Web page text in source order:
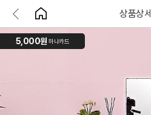
상품상세
5,000원 하나카드